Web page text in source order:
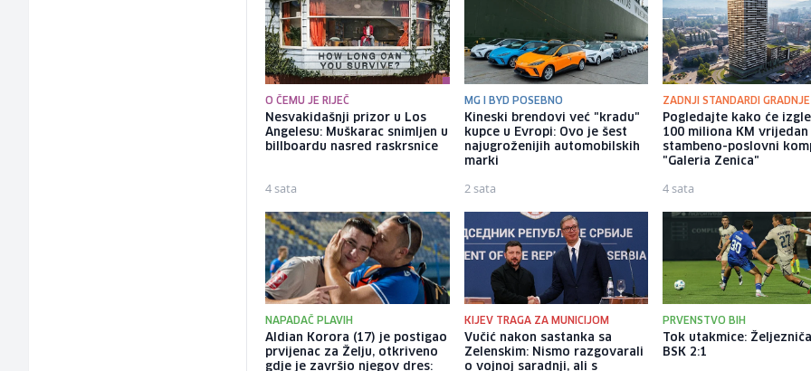
O ČEMU JE RIJEČ
Nesvakidašnji prizor u Los
Angelesu: Muškarac snimljen u
billboardu nasred raskrsnice
4 sata
MG I BYD POSEBNO
Kineski brendovi već "kradu"
kupce u Evropi: Ovo je šest
najugroženijih automobilskih
marki
2 sata
ZADNJI STANDARDI GRADNJE
Pogledajte kako će
100 miliona KM vrijedan
stambeno-poslovni
"Galeria Zenica"
4 sata
NAPADAČ PLAVIH
Aldian Korora (17) je postigao
prvijenac za Želju, otkriveno
gdje je završio njegov dres:
KIJEV TRAGA ZA MUNICIJOM
Vučić nakon sastanka sa
Zelenskim: Nismo razgovarali
o vojnoj saradnji, ali s
PRVENSTVO BIH
Tok utakmice:
BSK 2:1